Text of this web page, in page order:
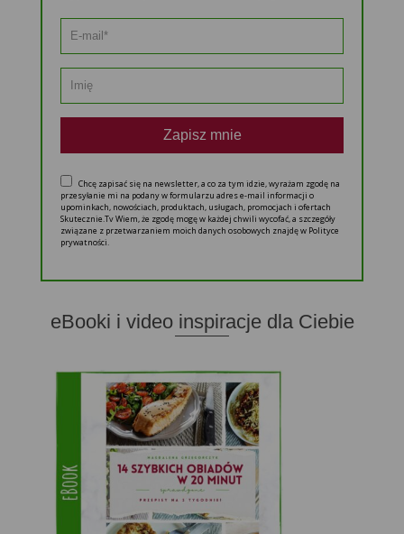
Zapisz mnie
Chcę zapisać się na newsletter, a co za tym idzie, wyrażam zgodę na
przesyłanie mi na podany w formularzu adres e-mail informacji o
upominkach, nowościach, produktach, usługach, promocjach i ofertach
Skutecznie.Tv Wiem, że zgodę mogę w każdej chwili wycofać, a szczegóły
związane z przetwarzaniem moich danych osobowych znajdę w Polityce
prywatności.
eBooki i video inspiracje dla Ciebie